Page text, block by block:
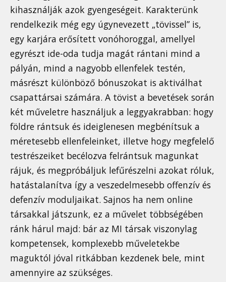
kihasználják azok gyengeségeit. Karakterünk
rendelkezik még egy úgynevezett „tövissel” is,
egy karjára erősített vonóhoroggal, amellyel
egyrészt ide-oda tudja magát rántani mind a
pályán, mind a nagyobb ellenfelek testén,
másrészt különböző bónuszokat is aktiválhat
csapattársai számára. A tövist a bevetések során
két műveletre használjuk a leggyakrabban: hogy
földre rántsuk és ideiglenesen megbénítsuk a
méretesebb ellenfeleinket, illetve hogy megfelelő
testrészeiket becélozva felrántsuk magunkat
rájuk, és megpróbáljuk lefűrészelni azokat róluk,
hatástalanítva így a veszedelmesebb offenzív és
defenzív moduljaikat. Sajnos ha nem online
társakkal játszunk, ez a művelet többségében
ránk hárul majd: bár az MI társak viszonylag
kompetensek, komplexebb műveletekbe
maguktól jóval ritkábban kezdenek bele, mint
amennyire az szükséges.